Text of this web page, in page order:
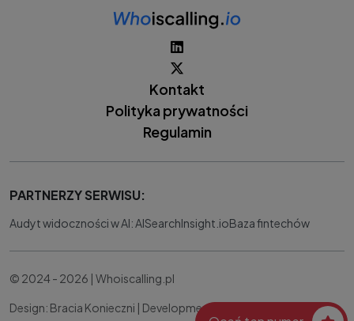
Kontakt
Polityka prywatności
Regulamin
PARTNERZY SERWISU:
Audyt widoczności w AI: AISearchInsight.ioBaza fintechów
© 2024 - 2026 | Whoiscalling.pl
Design: Bracia Konieczni | Development: